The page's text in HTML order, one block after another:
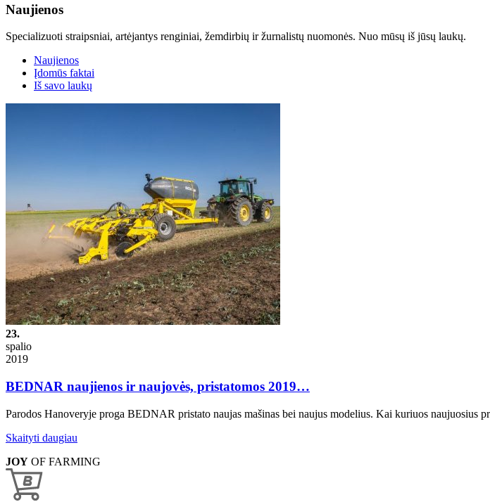
Naujienos
Specializuoti straipsniai, artėjantys renginiai, žemdirbių ir žurnalistų nuomonės. Nuo mūsų iš jūsų laukų.
Naujienos
Įdomūs faktai
Iš savo laukų
23.
spalio
2019
BEDNAR naujienos ir naujovės, pristatomos 2019…
Parodos Hanoveryje proga BEDNAR pristato naujas mašinas bei naujus modelius. Kai kuriuos
Skaityti daugiau
JOY OF FARMING